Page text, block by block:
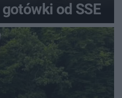
od SSE